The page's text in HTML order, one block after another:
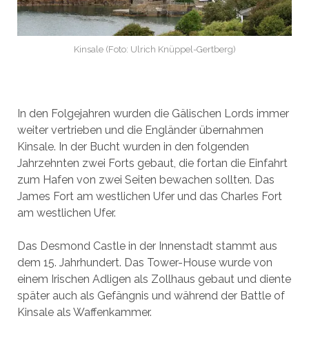
Kinsale (Foto: Ulrich Knüppel-Gertberg)
In den Folgejahren wurden die Gälischen Lords immer
weiter vertrieben und die Engländer übernahmen
Kinsale. In der Bucht wurden in den folgenden
Jahrzehnten zwei Forts gebaut, die fortan die Einfahrt
zum Hafen von zwei Seiten bewachen sollten. Das
James Fort am westlichen Ufer und das Charles Fort
am westlichen Ufer.
Das Desmond Castle in der Innenstadt stammt aus
dem 15. Jahrhundert. Das Tower-House wurde von
einem Irischen Adligen als Zollhaus gebaut und diente
später auch als Gefängnis und während der Battle of
Kinsale als Waffenkammer.